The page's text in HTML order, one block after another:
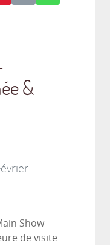
&
Show
de visite